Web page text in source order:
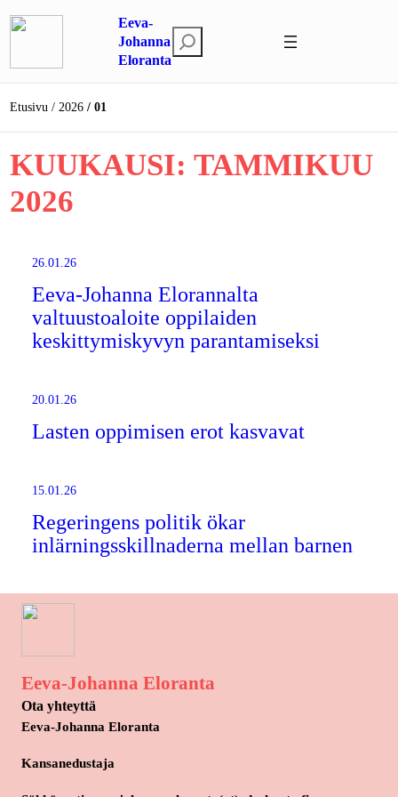
sisältöön
Eeva-
Johanna
Elorantat
s
Etusivu 2026 01
KUUKAUSI: TAMMIKUU
2026
26.01.26
Eeva-Johanna Elorannalta
valtuustoaloite oppilaiden
keskittymiskyvyn parantamiseksi
20.01.26
Lasten oppimisen erot kasvavat
15.01.26
Regeringens politik ökar
inlärningsskillnaderna mellan barnen
Eeva-Johanna Eloranta
Ota yhteyttä
Eeva-Johanna Eloranta
Kansanedustaja